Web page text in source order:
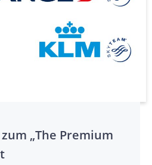
„The Premium